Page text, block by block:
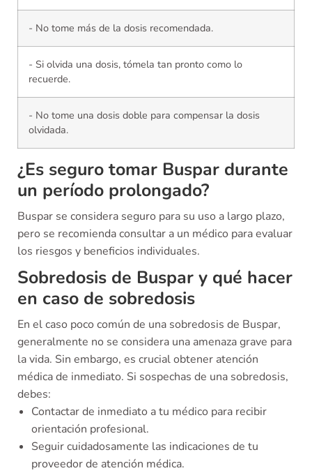
- No tome más de la dosis recomendada.
- Si olvida una dosis, tómela tan pronto como lo
recuerde.
- No tome una dosis doble para compensar la dosis
olvidada.
¿Es seguro tomar Buspar durante
un período prolongado?
Buspar se considera seguro para su uso a largo plazo,
pero se recomienda consultar a un médico para evaluar
los riesgos y beneficios individuales.
Sobredosis de Buspar y qué hacer
en caso de sobredosis
En el caso poco común de una sobredosis de Buspar,
generalmente no se considera una amenaza grave para
la vida. Sin embargo, es crucial obtener atención
médica de inmediato. Si sospechas de una sobredosis,
debes:
Contactar de inmediato a tu médico para recibir
orientación profesional.
Seguir cuidadosamente las indicaciones de tu
proveedor de atención médica.